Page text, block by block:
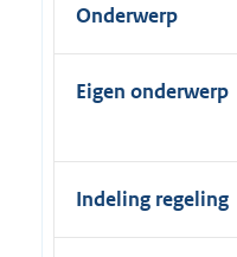
Onderwerp
Eigen onderwerp
Indeling regeling